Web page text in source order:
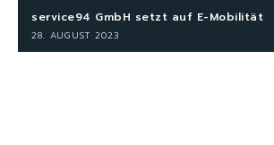
service94 GmbH setzt auf E-Mobilität
28. AUGUST 2023